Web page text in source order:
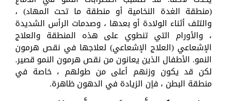
(منطقة الغدة النخامية أو منطقة ما تحت المهاد) ،
والتلف أثناء الولادة أو بعدها ، وصدمات الرأس الشديدة
، والأورام التي تنطوي على هذه المنطقة والعلاج
الإشعاعي (العلاج الإشعاعي) لعلاجها في نقص هرمون
النمو. الأطفال الذين يعانون من نقص هرمون النمو قصير.
لكن قد يكون وزنهم أعلى من طولهم ، خاصة في
منطقة البطن ، فإن الزيادة في الدهون ظاهرة.